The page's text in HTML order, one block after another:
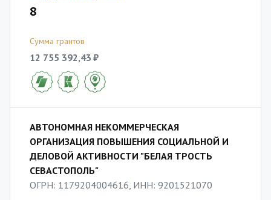
8
Сумма грантов
12 755 392,43 ₽
АВТОНОМНАЯ НЕКОММЕРЧЕСКАЯ
ОРГАНИЗАЦИЯ ПОВЫШЕНИЯ СОЦИАЛЬНОЙ И
ДЕЛОВОЙ АКТИВНОСТИ "БЕЛАЯ ТРОСТЬ
СЕВАСТОПОЛЬ"
ОГРН: 1179204004616, ИНН: 9201521070